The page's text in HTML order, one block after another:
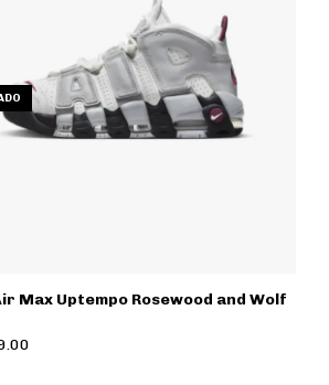
Max Uptempo Rosewood and Wolf